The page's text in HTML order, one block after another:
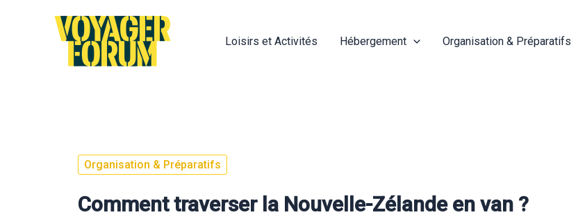
Loisirs et Activités Hébergement Organisation & Préparatifs
Organisation & Préparatifs
Comment traverser la Nouvelle-Zélande en van ?